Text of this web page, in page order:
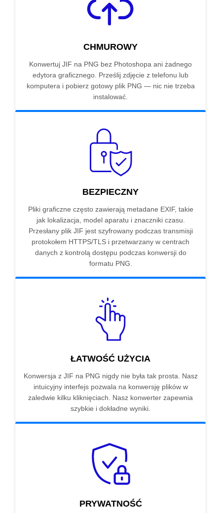
CHMUROWY
Konwertuj JIF na PNG bez Photoshopa ani żadnego
edytora graficznego. Prześlij zdjęcie z telefonu lub
komputera i pobierz gotowy plik PNG — nic nie trzeba
instalować.
BEZPIECZNY
Pliki graficzne często zawierają metadane EXIF, takie
jak lokalizacja, model aparatu i znaczniki czasu.
Przesłany plik JIF jest szyfrowany podczas transmisji
protokołem HTTPS/TLS i przetwarzany w centrach
danych z kontrolą dostępu podczas konwersji do
formatu PNG.
ŁATWOŚĆ UŻYCIA
Konwersja z JIF na PNG nigdy nie była tak prosta. Nasz
intuicyjny interfejs pozwala na konwersję plików w
zaledwie kilku kliknięciach. Nasz konwerter zapewnia
szybkie i dokładne wyniki.
PRYWATNOŚĆ